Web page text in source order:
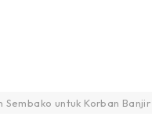
untuk Korban Banjir